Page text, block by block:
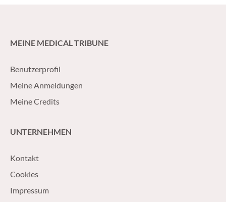
MEINE MEDICAL TRIBUNE
Benutzerprofil
Meine Anmeldungen
Meine Credits
UNTERNEHMEN
Kontakt
Cookies
Impressum